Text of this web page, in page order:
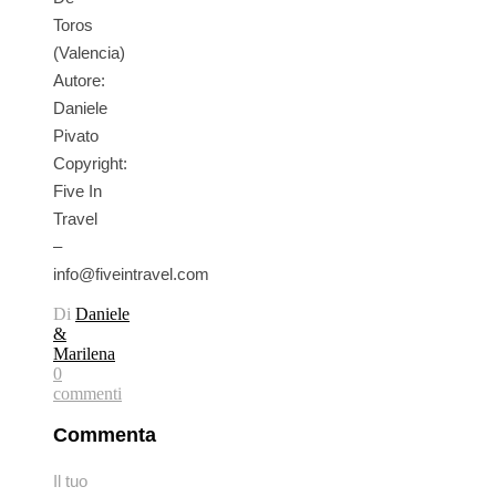
Toros
(Valencia)
Autore:
Daniele
Pivato
Copyright:
Five In
Travel
–
info@fiveintravel.com
Di Daniele
&
Marilena
0
commenti
Commenta
Il tuo